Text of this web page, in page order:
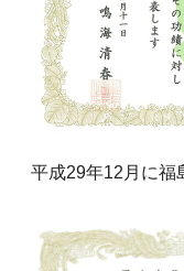
平成29年12月に福